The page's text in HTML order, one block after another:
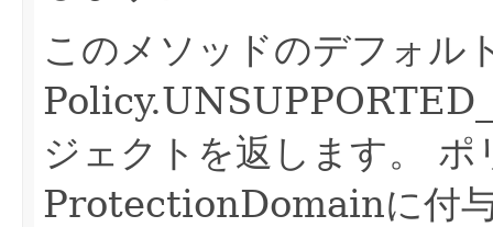
このメソッドのデフォル
ジェクトを返します。
ポ
ProtectionDomainに付